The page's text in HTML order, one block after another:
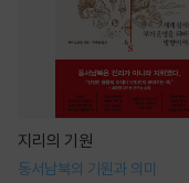
지리의 기원
동서남북의 기원과 의미